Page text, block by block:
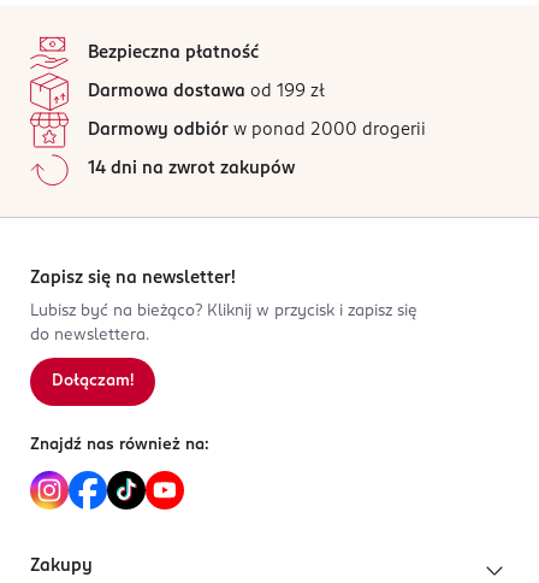
w tym cukry:
Białko:
Sól:
Może zawierać
jaja.
PRODUCENT/PODMIOT ODPOWIEDZIALNY
NOVI FMCG spółka z ograniczoną odpowiedzialnością
Stefana Batorego 26
504186477
PL-Polska
Kod EAN
4 000417 700001
Wszystkie opinie są zweryfikowane zakupem.
4
0%
2
1
0%
Sortowanie wg
Bezpieczna płatność
Darmowa dostawa od 199 zł
Darmowy odbiór w ponad 2000 drogerii
14 dni na zwrot zakupów
Zapisz się na newsletter!
Lubisz być na bieżąco? Kliknij w przycisk i zapisz się
do newslettera.
Dołączam!
Znajdź nas również na:
Zakupy